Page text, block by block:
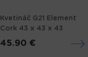
Kvetináč G21 Element
Cork 43 x 43 x 43
45.90 €